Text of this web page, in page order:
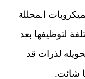
المحللة
لتوظيفها بعد
لذرات قد
شائت.